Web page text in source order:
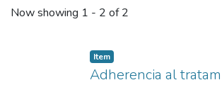
Now showing 1 - 2 of 2
Item
Adherencia al